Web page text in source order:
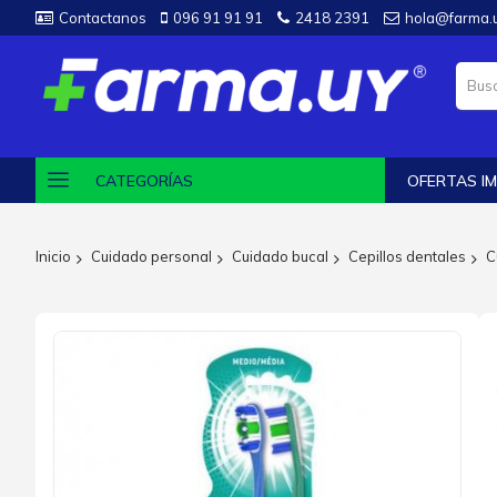
Contactanos 096 91 91 91 2418 2391
CATEGORÍAS OFERTAS
Inicio Cuidado personal Cuidado bucal Cepillos dentales